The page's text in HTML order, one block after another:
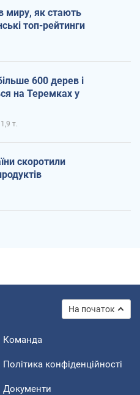
миру, як стають
топ-рейтинги
600 дерев і
на Теремках у
1,9 т.
скоротили
На початок
Команда
Політика конфіденційності
Документи